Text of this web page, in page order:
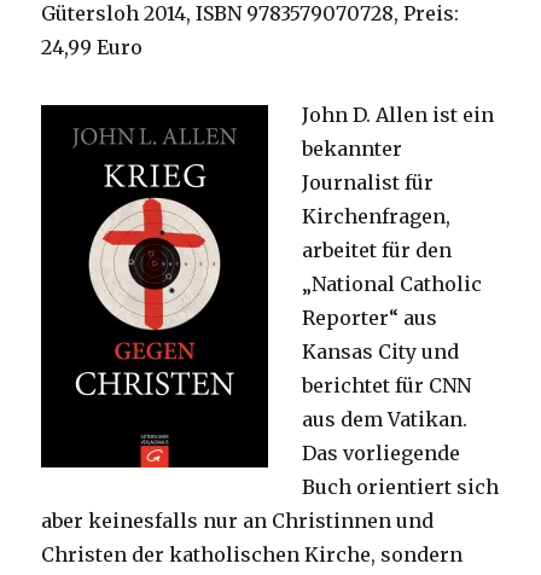
Gütersloh 2014, ISBN 9783579070728, Preis:
24,99 Euro
John D. Allen ist ein
bekannter
Journalist für
Kirchenfragen,
arbeitet für den
„National Catholic
Reporter“ aus
Kansas City und
berichtet für CNN
aus dem Vatikan.
Das vorliegende
Buch orientiert sich
aber keinesfalls nur an Christinnen und
Christen der katholischen Kirche, sondern